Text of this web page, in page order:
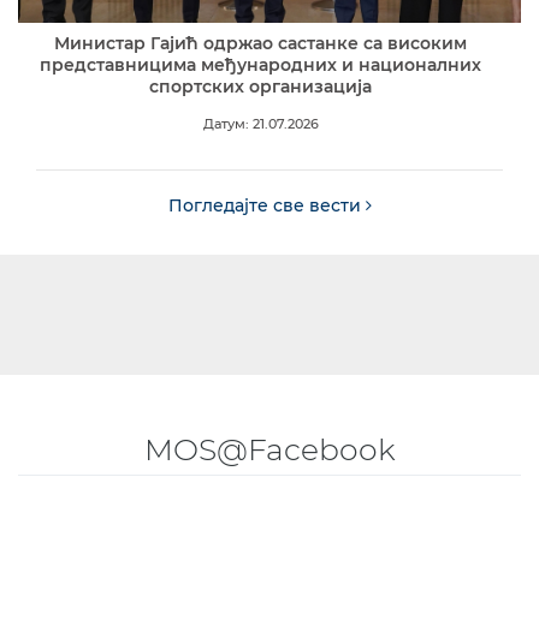
Министар Гајић одржао састанке са високим
представницима међународних и националних
спортских организација
Датум: 21.07.2026
Погледајте све вести
MOS@Facebook